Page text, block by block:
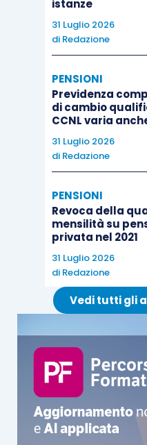
istanze
31 Luglio 2026
di Redazione
PENSIONI
Previdenza
di cambio
CCNL varia
31 Luglio 2026
di Redazione
PENSIONI
Revoca della
mensilità su
privata nel 2021
31 Luglio 2026
di Redazione
Vedi tutti gli